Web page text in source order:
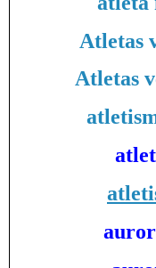
Atletas
Atletas